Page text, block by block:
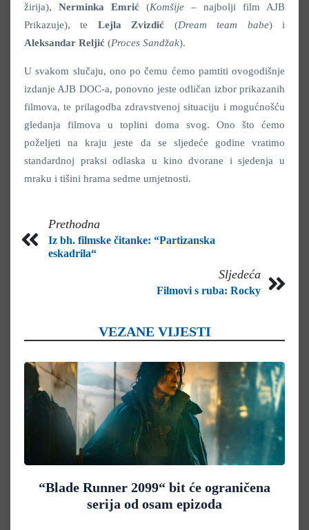
žirija), Nerminka Emrić (Komšije – najbolji film AJB
Prikazuje), te Lejla Zvizdić (Dream team babe) i
Aleksandar Reljić (Proces Sandžak).
U svakom slučaju, ono po čemu ćemo pamtiti ovogodišnje
izdanje AJB DOC-a, ponovno jeste odličan izbor prikazanih
filmova, te prilagodba zdravstvenoj situaciju i mogućnošću
gledanja filmova u toplini doma svog. Ono što ćemo
poželjeti na kraju jeste da se sljedeće godine vratimo
standardnoj praksi odlaska u kino dvorane i sjedenja u
mraku i tišini hrama sedme umjetnosti.
Prethodna
Iz bh. filmske čitanke: “Partizanska
eskadrila“
Sljedeća
Filmovi s ruba: Rocky
VEZANE VIJESTI
“Blade Runner 2099“ bit će ograničena
serija od osam epizoda